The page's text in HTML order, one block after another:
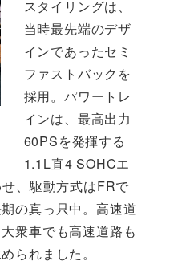
スタイリングは、
当時最先端のデザ
インであったセミ
ファストバックを
採用。パワートレ
インは、最高出力
60PSを発揮する
1.1L直4 SOHCエ
、駆動方式はFRで
の真っ只中。高速道
衆車でも高速道路も
られました。